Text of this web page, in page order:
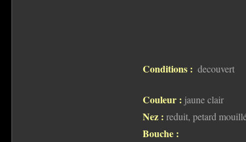
Conditions : decouvert
Couleur : jaune clair
Nez : reduit, petard
Bouche :